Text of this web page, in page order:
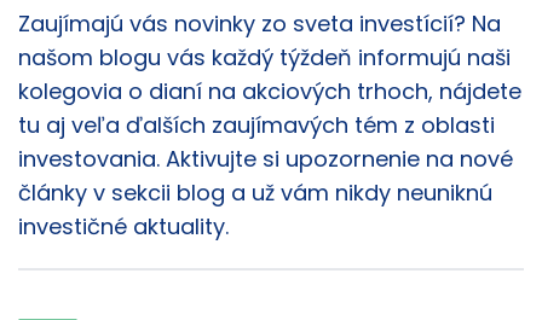
Články
Zaujímajú vás novinky zo sveta investícií? Na
našom blogu vás každý týždeň informujú naši
kolegovia o dianí na akciových trhoch, nájdete
tu aj veľa ďalších zaujímavých tém z oblasti
investovania. Aktivujte si upozornenie na nové
články v sekcii blog a už vám nikdy neuniknú
investičné aktuality.